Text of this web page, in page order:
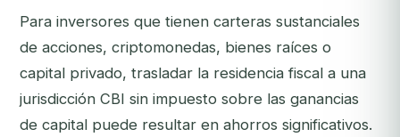
Para inversores que tienen carteras sustanciales
de acciones, criptomonedas, bienes raíces o
capital privado, trasladar la residencia fiscal a una
jurisdicción CBI sin impuesto sobre las ganancias
de capital puede resultar en ahorros significativos.